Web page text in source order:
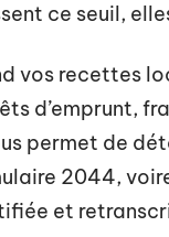
ce seuil,
vos recettes
d’emprunt,
permet de
2044,
et